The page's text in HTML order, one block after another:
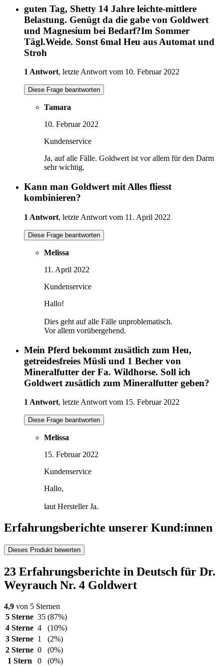
guten Tag, Shetty 14 Jahre leichte-mittlere
Belastung. Genügt da die gabe von Goldwert
und Magnesium bei Bedarf?Im Sommer
Tägl.Weide. Sonst 6mal Heu aus Automat und
Stroh
1 Antwort, letzte Antwort vom 10. Februar 2022
Diese Frage beantworten
Tamara
10. Februar 2022
Kundenservice
Ja, auf alle Fälle. Goldwert ist vor allem für den Darm
sehr wichtig.
Kann man Goldwert mit Alles fliesst
kombinieren?
1 Antwort, letzte Antwort vom 11. April 2022
Diese Frage beantworten
Melissa
11. April 2022
Kundenservice
Hallo!
Dies geht auf alle Fälle unproblematisch.
Vor allem vorübergehend.
Mein Pferd bekommt zusätlich zum Heu,
getreidesfreies Müsli und 1 Becher von
Mineralfutter der Fa. Wildhorse. Soll ich
Goldwert zusätlich zum Mineralfutter geben?
1 Antwort, letzte Antwort vom 15. Februar 2022
Diese Frage beantworten
Melissa
15. Februar 2022
Kundenservice
Hallo,
laut Hersteller Ja.
Erfahrungsberichte unserer Kund:innen
Dieses Produkt bewerten
23 Erfahrungsberichte in Deutsch für Dr.
Weyrauch Nr. 4 Goldwert
4,9 von 5 Sternen
5 Sterne 35 (87%)
4 Sterne 4
(10%)
3 Sterne 1
(2%)
2 Sterne 0
(0%)
1 Stern
0 (0%)